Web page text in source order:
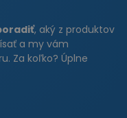
, aký z produktov
a my vám
Za koľko? Úplne